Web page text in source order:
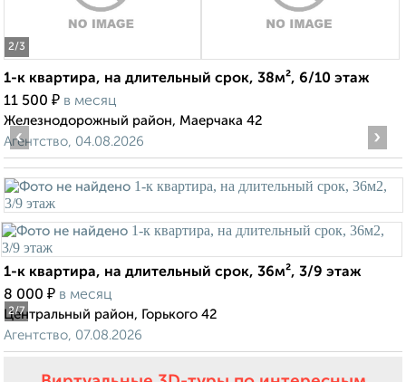
2/3
1-к квартира, на длительный срок, 38м², 6/10 этаж
11 500 ₽ в месяц
Железнодорожный район, Маерчака 42
Агентство, 04.08.2026
2/7
‹ ›
1-к квартира, на длительный срок, 36м², 3/9 этаж
8 000 ₽ в месяц
Центральный район, Горького 42
Агентство, 07.08.2026